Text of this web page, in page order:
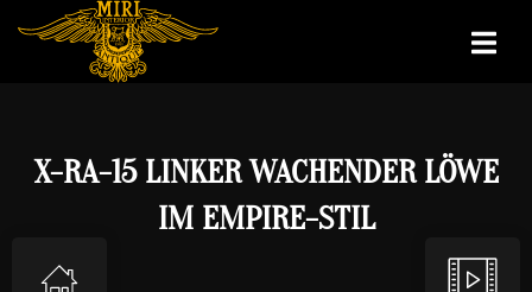
X-RA-15 LINKER WACHENDER LÖWE
IM EMPIRE-STIL